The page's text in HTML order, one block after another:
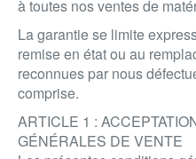
à toutes nos ventes de
La garantie se limite
remise en état ou au
reconnues par nous
comprise.
ARTICLE 1 :
GÉNÉRALES DE VENTE